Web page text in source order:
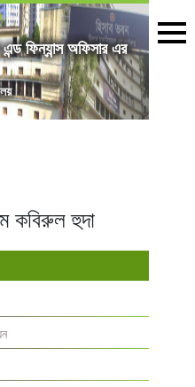
ফিন্যান্স অফিসার এর
কবিরুল হুদা